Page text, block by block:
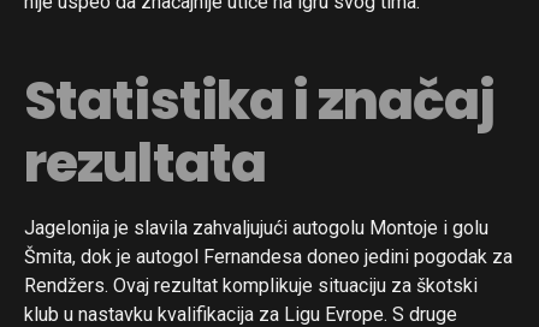
Statistika i značaj
rezultata
Jagelonija je slavila zahvaljujući autogolu Montoje i golu
Šmita, dok je autogol Fernandesa doneo jedini pogodak za
Rendžers. Ovaj rezultat komplikuje situaciju za škotski
klub u nastavku kvalifikacija za Ligu Evrope. S druge
Flipboard
Reddit